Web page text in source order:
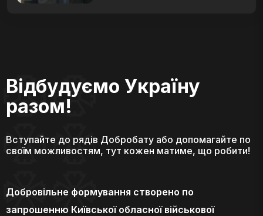
Відбудуємо Україну
разом!
Вступайте до рядів Добробату або допомагайте по
своїм можливостям, тут кожен матиме, що робити!
Добровільне формування створено по
запрошенню Київської обласної військової